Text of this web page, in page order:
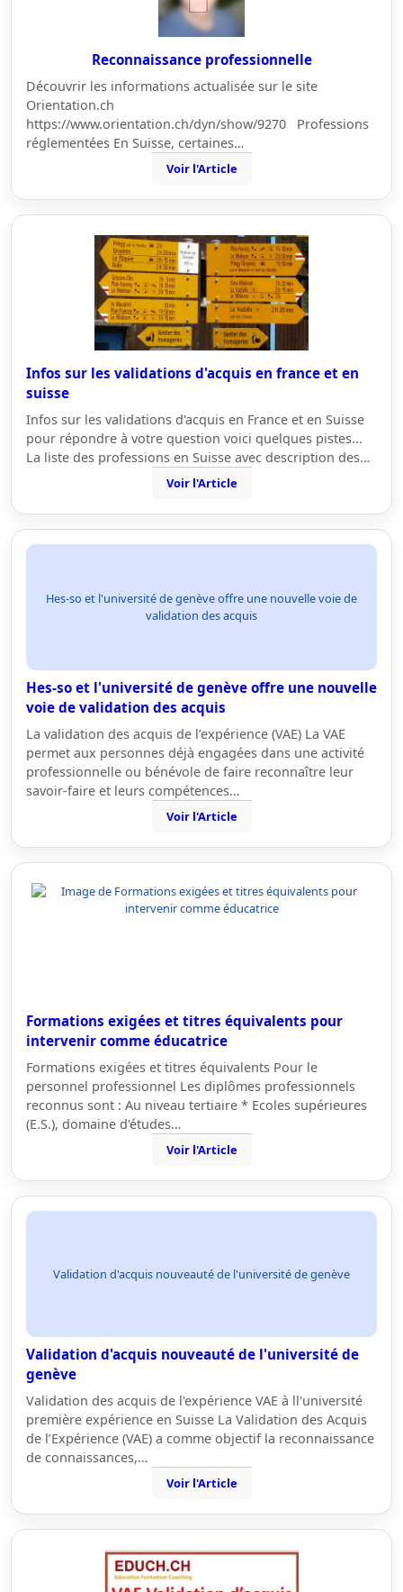
Reconnaissance professionnelle
Découvrir les informations actualisée sur le site
Orientation.ch
https://www.orientation.ch/dyn/show/9270 Professions
réglementées En Suisse, certaines…
Voir l'Article
Infos sur les validations d'acquis en france et en
suisse
Infos sur les validations d'acquis en France et en Suisse
pour répondre à votre question voici quelques pistes...
La liste des professions en Suisse avec description des…
Voir l'Article
Hes-so et l'université de genève offre une nouvelle voie de
validation des acquis
Hes-so et l'université de genève offre une nouvelle
voie de validation des acquis
La validation des acquis de l’expérience (VAE) La VAE
permet aux personnes déjà engagées dans une activité
professionnelle ou bénévole de faire reconnaître leur
savoir-faire et leurs compétences…
Voir l'Article
Formations exigées et titres équivalents pour
intervenir comme éducatrice
Formations exigées et titres équivalents Pour le
personnel professionnel Les diplômes professionnels
reconnus sont : Au niveau tertiaire * Ecoles supérieures
(E.S.), domaine d'études…
Voir l'Article
Validation d'acquis nouveauté de l'université de genève
Validation d'acquis nouveauté de l'université de
genève
Validation des acquis de l'expérience VAE à ll'université
première expérience en Suisse La Validation des Acquis
de l’Expérience (VAE) a comme objectif la reconnaissance
de connaissances,…
Voir l'Article